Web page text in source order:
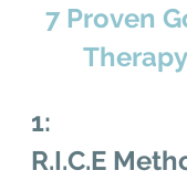
7 Proven
1:
R.I.C.E